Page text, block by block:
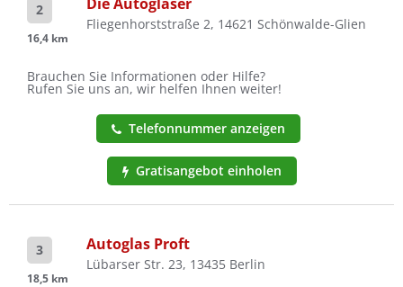
2
16,4 km
Fliegenhorststraße 2, 14621 Schönwalde-Glien
Brauchen Sie Informationen oder Hilfe?
Rufen Sie uns an, wir helfen Ihnen weiter!
Telefonnummer anzeigen
Gratisangebot einholen
3
18,5 km
Autoglas Proft
Lübarser Str. 23, 13435 Berlin